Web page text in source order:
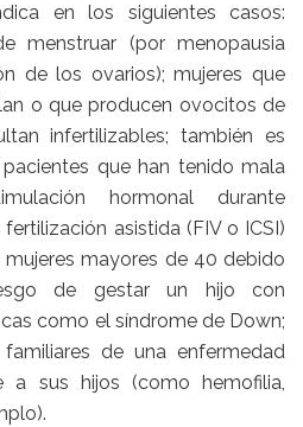
en los siguientes casos:
menstruar (por menopausia
de los ovarios); mujeres que
o que producen ovocitos de
infertilizables; también es
que han tenido mala
hormonal durante
asistida (FIV o ICSI)
mayores de 40 debido
de gestar un hijo con
como el síndrome de Down;
de una enfermedad
a sus hijos (como hemofilia,